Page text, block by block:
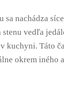
sa nachádza
stenu vedľa
kuchyni. Táto
okrem iného